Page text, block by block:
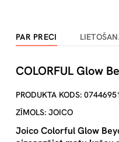
PAR PRECI
COLORFUL Glow
PRODUKTA KODS:
ZĪMOLS: JOICO
Joico Colorful Glow